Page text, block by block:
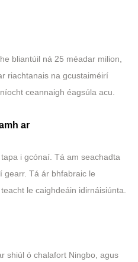
bliantúil ná 25 méadar milion,
riachtanais na gcustaiméirí
ceannaigh éagsúla acu.
ar
i gcónaí. Tá am seachadta
gearr. Tá ár bhfabraic le
le caighdeáin idirnáisiúnta.
shiúl ó chalafort Ningbo, agus